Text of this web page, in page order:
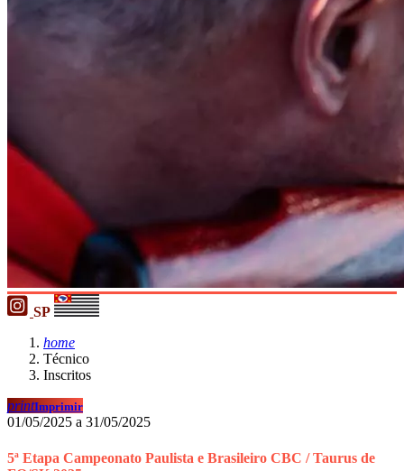
SP
home
Técnico
Inscritos
printImprimir
01/05/2025 a 31/05/2025
5ª Etapa Campeonato Paulista e Brasileiro CBC / Taurus de